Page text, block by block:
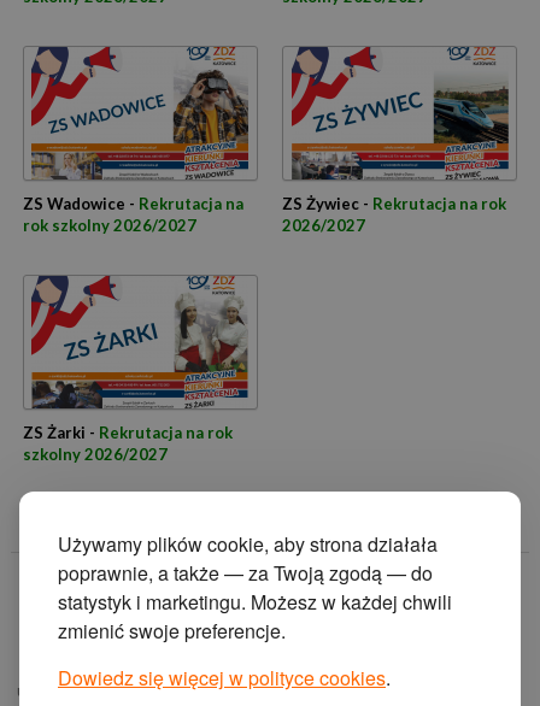
Używamy plików cookie, aby strona działała
poprawnie, a także — za Twoją zgodą — do
statystyk i marketingu. Możesz w każdej chwili
zmienić swoje preferencje.
Dowiedz się więcej w polityce cookies.
ZS Wadowice - Rekrutacja na
rok szkolny 2026/2027
ZS Żywiec - Rekrutacja na rok
2026/2027
ZS Żarki - Rekrutacja na rok
szkolny 2026/2027
© 2014 Zakład
Doskonalenia
Zawodowego w
ul. Krasińskiego 2, 40-